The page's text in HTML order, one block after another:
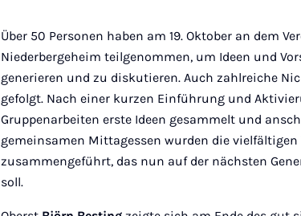
Über 50 Personen haben am 19. Oktober an dem
Niederbergeheim teilgenommen, um Ideen und
generieren und zu diskutieren. Auch zahlreiche
gefolgt. Nach einer kurzen Einführung und
Gruppenarbeiten erste Ideen gesammelt und
gemeinsamen Mittagessen wurden die
zusammengeführt, das nun auf der nächsten
soll.